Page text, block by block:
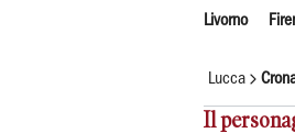
Livorno
Lucca
Il